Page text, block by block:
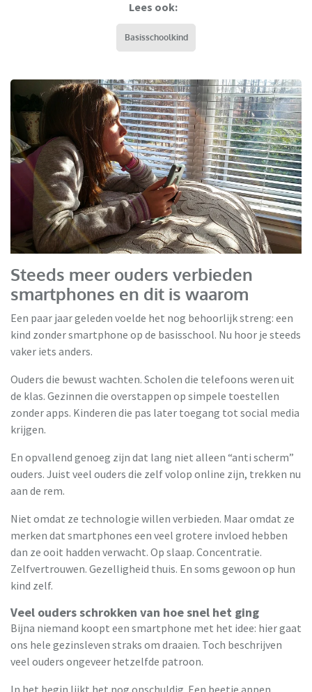
Lees ook:
Basisschoolkind
Steeds meer ouders verbieden
smartphones en dit is waarom
Een paar jaar geleden voelde het nog behoorlijk streng: een
kind zonder smartphone op de basisschool. Nu hoor je steeds
vaker iets anders.
Ouders die bewust wachten. Scholen die telefoons weren uit
de klas. Gezinnen die overstappen op simpele toestellen
zonder apps. Kinderen die pas later toegang tot social media
krijgen.
En opvallend genoeg zijn dat lang niet alleen “anti scherm”
ouders. Juist veel ouders die zelf volop online zijn, trekken nu
aan de rem.
Niet omdat ze technologie willen verbieden. Maar omdat ze
merken dat smartphones een veel grotere invloed hebben
dan ze ooit hadden verwacht. Op slaap. Concentratie.
Zelfvertrouwen. Gezelligheid thuis. En soms gewoon op hun
kind zelf.
Veel ouders schrokken van hoe snel het ging
Bijna niemand koopt een smartphone met het idee: hier gaat
ons hele gezinsleven straks om draaien. Toch beschrijven
veel ouders ongeveer hetzelfde patroon.